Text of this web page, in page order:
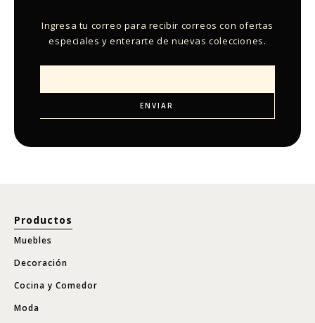
Ingresa tu correo para recibir correos con ofertas
especiales y enterarte de nuevas colecciones.
Productos
Muebles
Decoración
Cocina y Comedor
Moda